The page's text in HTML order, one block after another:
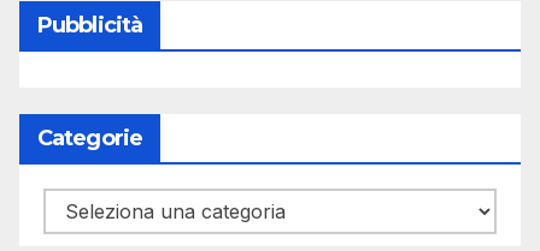
Pubblicità
Categorie
Categorie